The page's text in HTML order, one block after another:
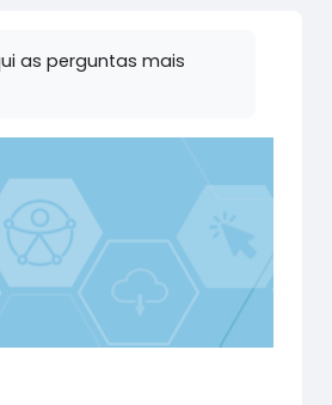
as perguntas mais